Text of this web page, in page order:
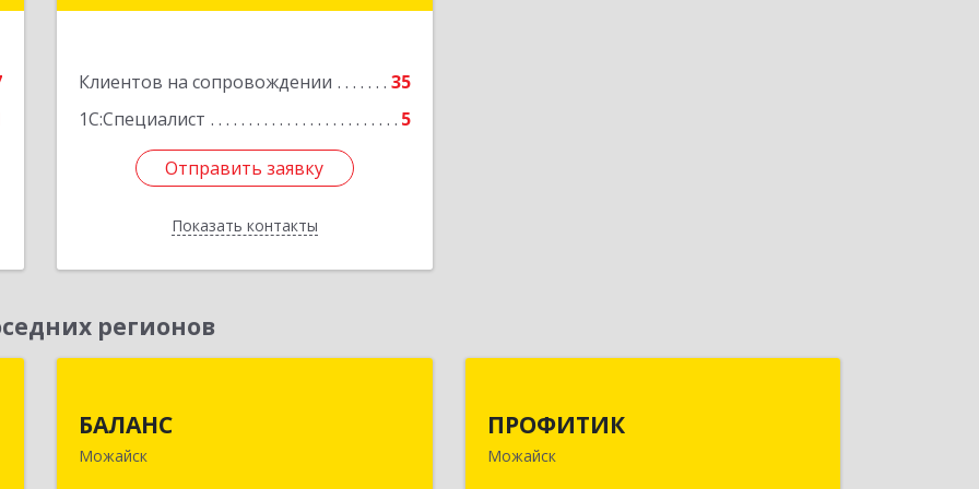
Клиентов на сопровождении
35
1С:Специалист
5
Отправить заявку
Показать контакты
Отправить заявку
Назад
регионов
БАЛАНС
Можайск
ПРОФИТИК
Можайск
р-н, Можайск г, Молодежная ул, дом